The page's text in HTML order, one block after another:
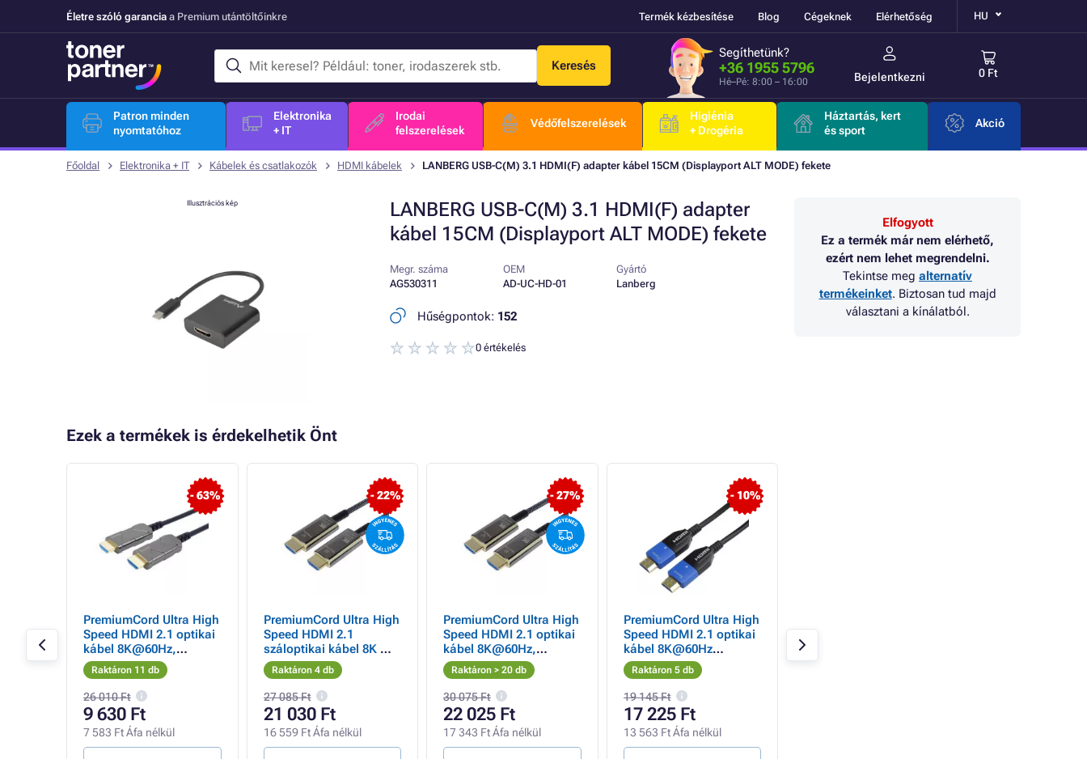
Életre szóló garancia a Premium utántöltőinkre Termék kézbesítése Blog Cégeknek Elérhetőség HU
Keresés
Segíthetünk?
+36 1955 5796
Hé–Pé: 8:00 – 16:00 Bejelentkezni 0 Ft
Patron minden
nyomtatóhoz
Elektronika
+ IT
Irodai
felszerelések
Védőfelszerelések
Higiénia
+ Drogéria
Háztartás, kert
és sport
Akció
Főoldal Elektronika + IT Kábelek és csatlakozók HDMI kábelek LANBERG USB-C(M) 3.1 HDMI(F) adapter kábel 15CM (Displayport ALT MODE) fekete
LANBERG USB-C(M) 3.1 HDMI(F) adapter
kábel 15CM (Displayport ALT MODE) fekete
Illusztrációs kép
Megr. száma
AG530311
OEM
AD-UC-HD-01
Gyártó
Lanberg
Hűségpontok: 152
0 értékelés
Elfogyott
Ez a termék már nem elérhető,
ezért nem lehet megrendelni.
Tekintse meg alternatív
termékeinket. Biztosan tud majd
választani a kínálatból.
Ezek a termékek is érdekelhetik Önt
- 63%
PremiumCord Ultra High
Speed HDMI 2.1 optikai
kábel 8K@60Hz,
aranyozott 5m
Raktáron 11 db
26 010 Ft
9 630 Ft
7 583 Ft Áfa nélkül
- 22%
PremiumCord Ultra High
Speed HDMI 2.1
száloptikai kábel 8K @
60Hz, aranyozott 10m
Raktáron 4 db
27 085 Ft
21 030 Ft
16 559 Ft Áfa nélkül
- 27%
PremiumCord Ultra High
Speed HDMI 2.1 optikai
kábel 8K@60Hz,
aranyozott 15m
Raktáron > 20 db
30 075 Ft
22 025 Ft
17 343 Ft Áfa nélkül
- 10%
PremiumCord Ultra High
Speed HDMI 2.1 optikai
kábel 8K@60Hz
4K@120Hz 10m
aranyozott 10M
Raktáron 5 db
19 145 Ft
17 225 Ft
13 563 Ft Áfa nélkül
kábel - 2 m